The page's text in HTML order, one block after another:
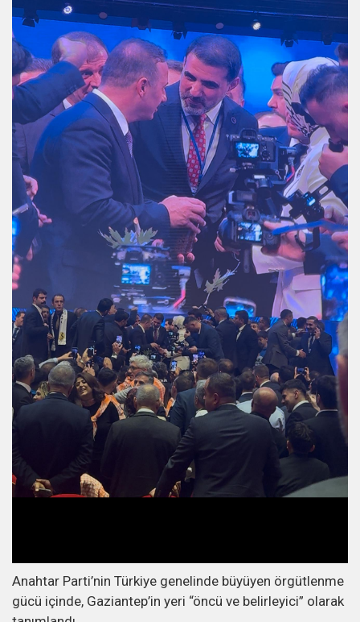
Anahtar Parti’nin Türkiye genelinde büyüyen örgütlenme
gücü içinde, Gaziantep’in yeri “öncü ve belirleyici” olarak